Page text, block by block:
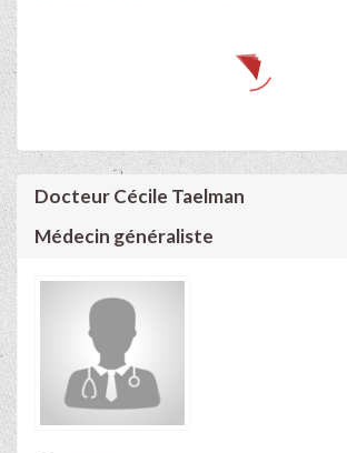
Docteur Cécile Taelman
Médecin généraliste